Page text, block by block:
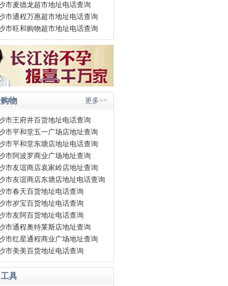
市麦德龙超市地址电话查询
市通程万惠超市地址电话查询
市旺和购物超市地址电话查询
更多>>
物
市王府井百货地址电话查询
市平和堂五一广场店地址查询
市平和堂东塘店地址电话查询
市阿波罗商业广场地址查询
市友谊商店袁家岭店地址查询
市友谊商店东塘店地址电话查询
市春天百货地址电话查询
市岁宝百货地址电话查询
市友阿百货地址电话查询
市通程奥特莱斯店地址查询
市红星通程商业广场地址查询
市美美百货地址电话查询
具